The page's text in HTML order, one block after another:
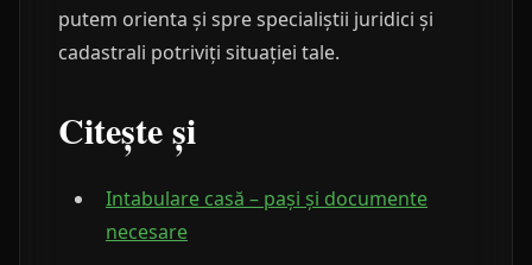
putem orienta și spre specialiștii juridici și
cadastrali potriviți situației tale.
Citește și
Intabulare casă – pași și documente
necesare